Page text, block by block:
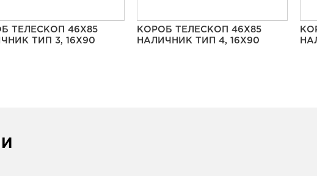
ТЕЛЕСКОП 46Х85
ТИП 3, 16Х90
КОРОБ ТЕЛЕСКОП 46Х85
НАЛИЧНИК ТИП 4, 16Х90